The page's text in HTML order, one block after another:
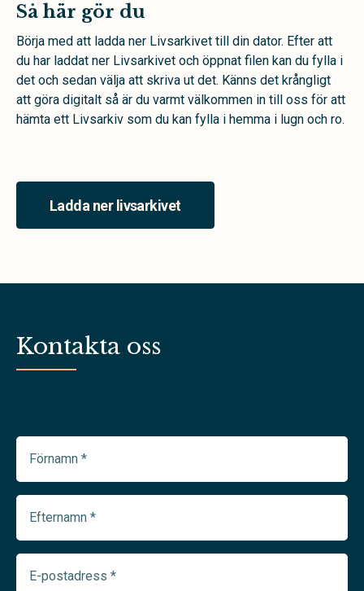
Så här gör du
Börja med att ladda ner Livsarkivet till din dator. Efter att
du har laddat ner Livsarkivet och öppnat filen kan du fylla i
det och sedan välja att skriva ut det. Känns det krångligt
att göra digitalt så är du varmt välkommen in till oss för att
hämta ett Livsarkiv som du kan fylla i hemma i lugn och ro.
Ladda ner livsarkivet
Kontakta oss
(Required)
(Required)
postadress